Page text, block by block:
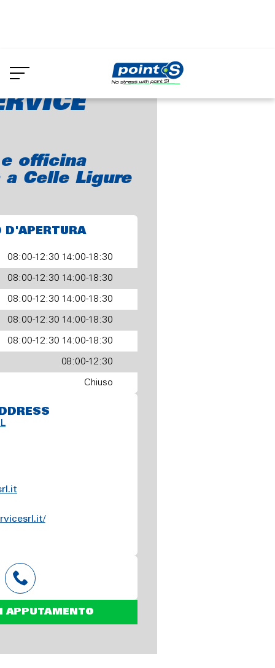
to
main
officina
a Celle Ligure
D'APERTURA
08:00-12:30 14:00-18:30
08:00-12:30 14:00-18:30
08:00-12:30 14:00-18:30
08:00-12:30 14:00-18:30
08:00-12:30 14:00-18:30
08:00-12:30
Chiuso
APPUTAMENTO